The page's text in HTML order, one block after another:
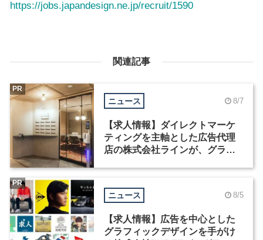
https://jobs.japandesign.ne.jp/recruit/1590
関連記事
ニュース 8/7
【求人情報】ダイレクトマーケ
ティングを主軸とした広告代理
店の株式会社ラインが、グラフ
PR
ニュース 8/5
【求人情報】広告を中心とした
グラフィックデザインを手がけ
PR